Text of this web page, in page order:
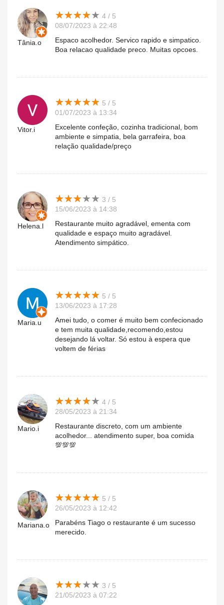
Tânia.o
★★★★★
★★★★★ 4 / 5
08/07/2023 à 22:48
Espaco acolhedor. Servico rapido e simpatico.
Boa relacao qualidade preco. Muitas opcoes.
Vitor.i
★★★★★
★★★★★ 5 / 5
01/07/2023 à 13:34
Excelente confeção, cozinha tradicional, bom
ambiente e simpatia, bela garrafeira, boa
relação qualidade/preço
Helena.l
★★★★★
★★★★★ 3 / 5
15/06/2023 à 14:38
Restaurante muito agradável, ementa com
qualidade e espaço muito agradável.
Atendimento simpático.
Maria.u
★★★★★
★★★★★ 5 / 5
13/06/2023 à 17:28
Amei tudo, o comer é muito bem confecionado
e tem muita qualidade,recomendo,estou
desejando lá voltar. Só estou à espera que
voltem de férias
Mario.i
★★★★★
★★★★★ 4 / 5
28/05/2023 à 21:34
Restaurante discreto, com um ambiente
acolhedor... atendimento super, boa comida
💯💯💯
Mariana.o
★★★★★
★★★★★ 5 / 5
26/05/2023 à 12:42
Parabéns Tiago o restaurante é um sucesso
merecido.
★★★★★
★★★★★ 3 / 5
21/05/2023 à 07:22